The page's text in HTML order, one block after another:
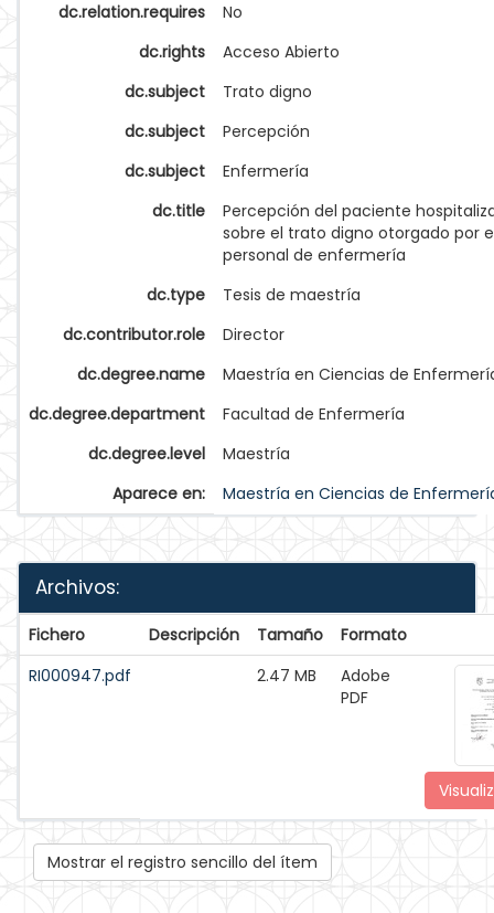
dc.relation.requires
No
dc.rights
Acceso Abierto
dc.subject
Trato digno
dc.subject
Percepción
dc.subject
Enfermería
dc.title
Percepción del paciente
sobre el trato digno otorgado por
personal de enfermería
dc.type
Tesis de maestría
dc.contributor.role
Director
dc.degree.name
Maestría en Ciencias de
dc.degree.department
Facultad de Enfermería
dc.degree.level
Maestría
Aparece en:
Maestría en Ciencias de
Archivos:
Fichero Descripción Tamaño
Formato
RI000947.pdf
2.47 MB
Adobe
PDF
Mostrar el registro sencillo del ítem